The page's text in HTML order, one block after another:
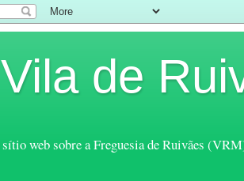
Vila de
sítio web sobre a Freguesia de Ruivães